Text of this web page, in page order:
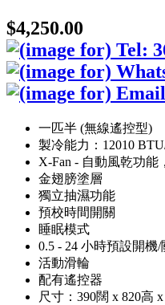
$4,250.00
一匹半 (無線遙控型)
製冷能力：12010
X-Fan - 自動風乾功能
金翅膀塗層
獨立抽濕功能
預校時間開關
睡眠模式
0.5 - 24 小時預設開機/
活動滑輪
配有遙控器
尺寸：390闊 x 820高